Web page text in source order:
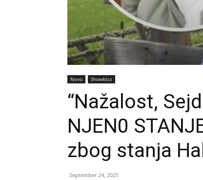
Novo Showbizz
“Nažalost,
NJEN0
zbog stanja
September 24, 2025